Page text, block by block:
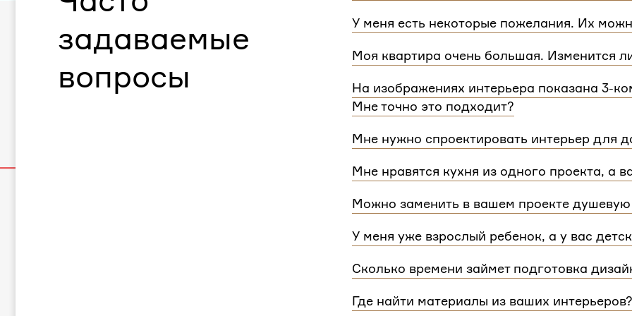
задаваемые
вопросы
квартиры.
У меня есть некоторые пожелания. Их
расстановку мебели и важные детали. Вы
Моя квартира очень большая. Изменится
дом или квартира, нужно будет купить
На изображениях интерьера показана 3-
Мне точно это подходит?
интерьера на нашем сайте может быть
Мне нужно спроектировать интерьер для
зависит от площади. Однако если у вас в доме
Мне нравятся кухня из одного проекта, а
концепции. Такая корректировка будет стоить3
Можно заменить в вашем проекте
У меня уже взрослый ребенок, а у вас
Сколько времени займет подготовка
потребуется время, чтобы обсудить
Где найти материалы из ваших интерьеров?